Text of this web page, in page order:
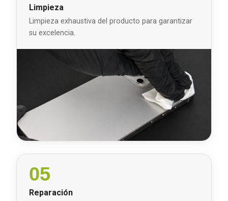
Limpieza
Limpieza exhaustiva del producto para garantizar
su excelencia.
05
Reparación